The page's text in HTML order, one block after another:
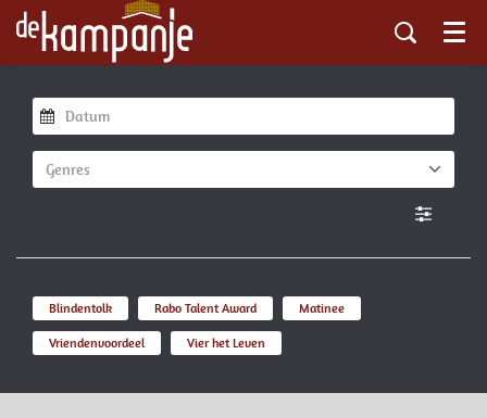
Menu
Genres
Blindentolk Rabo Talent Award Matinee
Vriendenvoordeel Vier het Leven